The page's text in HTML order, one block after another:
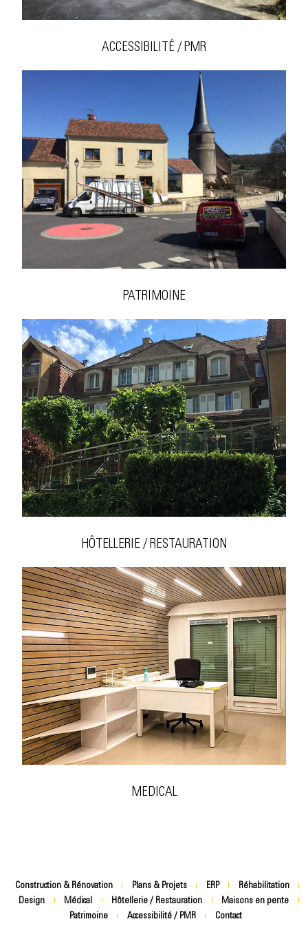
ACCESSIBILITÉ / PMR
PATRIMOINE
HÔTELLERIE / RESTAURATION
MEDICAL
Construction & Rénovation Plans & Projets ERP
Réhabilitation
Design
Médical Hôtellerie / Restauration
Maisons en pente
Patrimoine
Accessibilité / PMR Contact